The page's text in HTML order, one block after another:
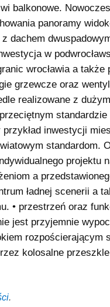
balkonowe.
panoramy
dachem
w
wrocławia a także
grzewcze oraz
realizowane z
standardzie
inwestycji
standardom.
projektu
a
ładnej scenerii a
• przestrzeń oraz
jest przyjemnie
rozpościerającym
kolosalne
.